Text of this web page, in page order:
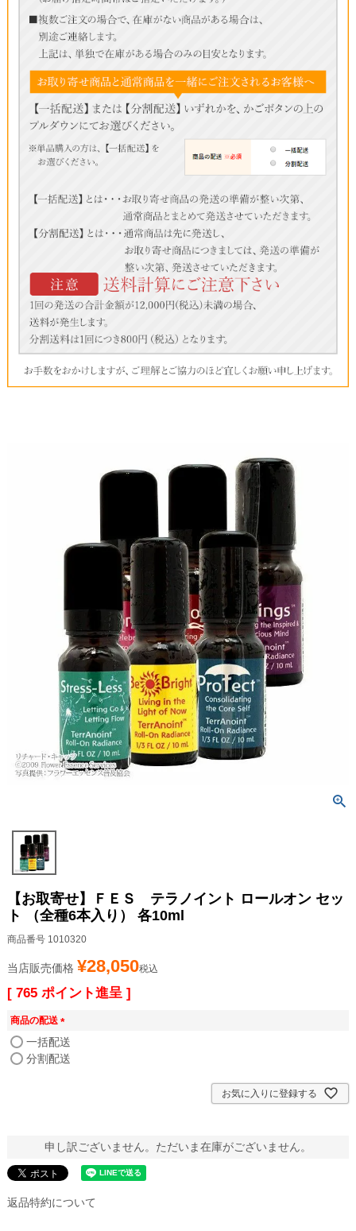
【お取寄せ】ＦＥＳ テラノイント ロールオン セッ
ト （全種6本入り） 各10ml
商品番号 1010320
当店販売価格 ¥28,050税込
[ 765 ポイント進呈 ]
商品の配送
(
必
須
一括配送
分割配送
お気に入りに登録する
申し訳ございません。ただいま在庫がございません。
返品特約について